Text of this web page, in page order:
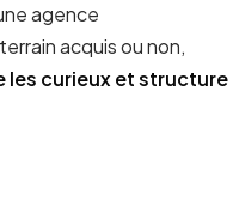
agence
acquis ou non,
les curieux et structure